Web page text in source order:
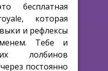
бесплатная
которая
и рефлексы
Тебе и
лолбинов
постоянно